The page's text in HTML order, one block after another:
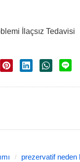
İlaçsız Tedavisi
prezervatif neden